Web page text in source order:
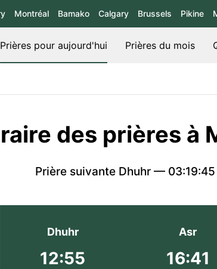
Montréal Bamako Calgary Brussels Pikine
Prières pour aujourd'hui Prières du mois
des prières à
Prière suivante Dhuhr — 03:19:45
Dhuhr
12:55
Asr
16:41